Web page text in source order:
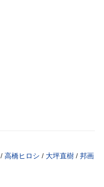
/ 高橋ヒロシ / 大坪直樹 / 邦画